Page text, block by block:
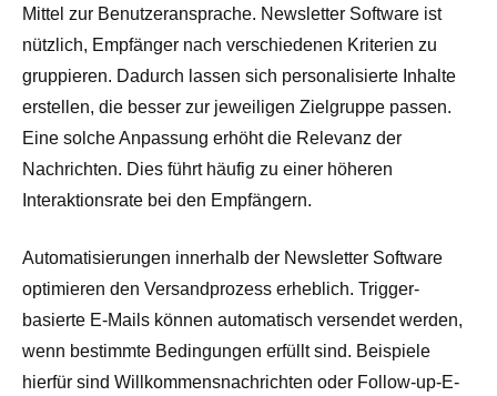
Mittel zur Benutzeransprache. Newsletter Software ist
nützlich, Empfänger nach verschiedenen Kriterien zu
gruppieren. Dadurch lassen sich personalisierte Inhalte
erstellen, die besser zur jeweiligen Zielgruppe passen.
Eine solche Anpassung erhöht die Relevanz der
Nachrichten. Dies führt häufig zu einer höheren
Interaktionsrate bei den Empfängern.
Automatisierungen innerhalb der Newsletter Software
optimieren den Versandprozess erheblich. Trigger-
basierte E-Mails können automatisch versendet werden,
wenn bestimmte Bedingungen erfüllt sind. Beispiele
hierfür sind Willkommensnachrichten oder Follow-up-E-